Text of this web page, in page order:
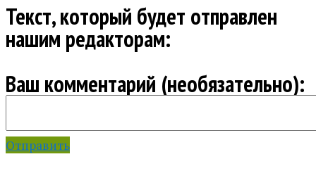
Текст, который будет отправлен
нашим редакторам:
Ваш комментарий (необязательно):
Отправить